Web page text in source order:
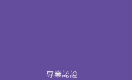
專業認證